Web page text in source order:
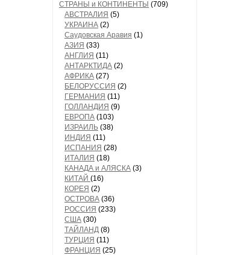
СТРАНЫ и КОНТИНЕНТЫ (709)
АВСТРАЛИЯ (5)
УКРАИНА (2)
Саудовская Аравия (1)
АЗИЯ (33)
АНГЛИЯ (11)
АНТАРКТИДА (2)
АФРИКА (27)
БЕЛОРУССИЯ (2)
ГЕРМАНИЯ (11)
ГОЛЛАНДИЯ (9)
ЕВРОПА (103)
ИЗРАИЛЬ (38)
ИНДИЯ (11)
ИСПАНИЯ (28)
ИТАЛИЯ (18)
КАНАДА и АЛЯСКА (3)
КИТАЙ (16)
КОРЕЯ (2)
ОСТРОВА (36)
РОССИЯ (233)
США (30)
ТАЙЛАНД (8)
ТУРЦИЯ (11)
ФРАНЦИЯ (25)